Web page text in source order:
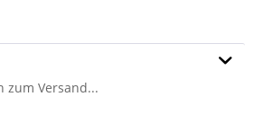
zum Versand...